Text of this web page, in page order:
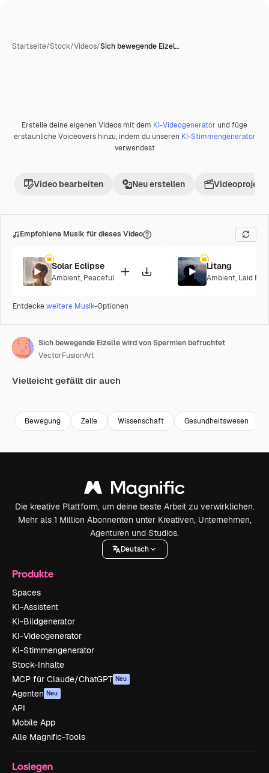
Startseite/Stock/Videos/Sich bewegende Eizel…
PremiumKI-generiert
Erstelle deine eigenen Videos mit dem KI-Videogenerator und füge
erstaunliche Voiceovers hinzu, indem du unseren KI-Stimmengenerator
verwendest
Video bearbeiten Neu erstellen Videoprojekt
Empfohlene Musik für dieses Video
Solar Eclipse
Ambient, Peaceful
Litang
Ambient, Laid
Entdeckeweitere Musik-Optionen
Sich bewegende Eizelle wird von Spermien befruchtet
VectorFusionArt
Vielleicht gefällt dir auch
Bewegung Zelle Wissenschaft Gesundheitswesen
Die kreative Plattform, um deine beste Arbeit zu verwirklichen.
Mehr als 1 Million Abonnenten unter Kreativen, Unternehmen,
Agenturen und Studios.
Deutsch
Produkte
Spaces
KI-Assistent
KI-Bildgenerator
KI-Videogenerator
KI-Stimmengenerator
Stock-Inhalte
MCP für Claude/ChatGPT Neu
Agenten Neu
API
Mobile App
Alle Magnific-Tools
Loslegen